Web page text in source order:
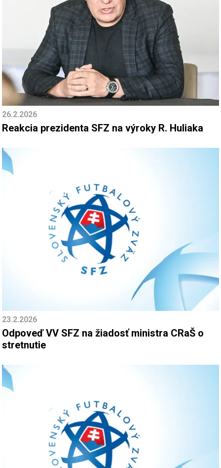
26.2.2026
Reakcia prezidenta SFZ na výroky R. Huliaka
23.2.2026
Odpoveď VV SFZ na žiadosť ministra CRaŠ o
stretnutie